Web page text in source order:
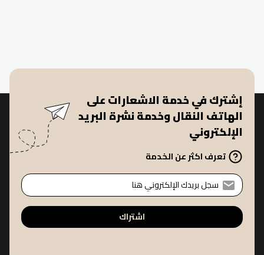
إشترك في خدمة الاشعارات على
الهاتف النقال وخدمة نشرة البريد
الإلكتروني
تعرف اكثر عن الخدمة
اشتراك